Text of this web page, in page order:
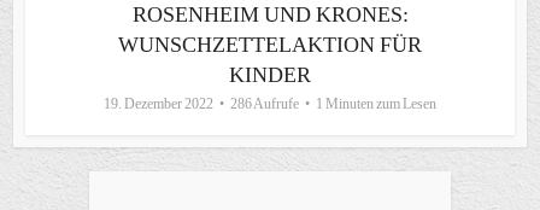
ROSENHEIM UND KRONES:
WUNSCHZETTELAKTION FÜR
KINDER
19. Dezember 2022 286 Aufrufe 1 Minuten zum Lesen